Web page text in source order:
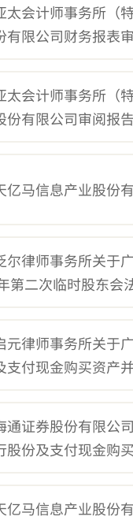
太会计师事务所（
有限公司财务报表
太会计师事务所（
份有限公司审阅报
亿马信息产业股份
尔律师事务所关于
第二次临时股东会
元律师事务所关于
支付现金购买资产
通证券股份有限公
股份及支付现金购
亿马信息产业股份